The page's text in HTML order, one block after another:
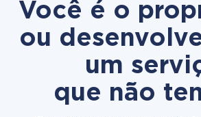
Você é o
ou
um
que não